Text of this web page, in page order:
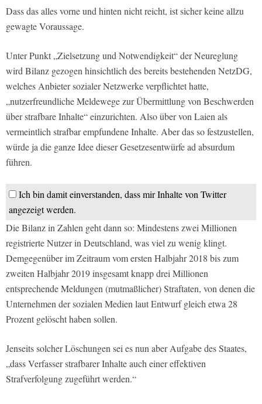
Dass das alles vorne und hinten nicht reicht, ist sicher keine allzu
gewagte Voraussage.
Unter Punkt „Zielsetzung und Notwendigkeit“ der Neureglung
wird Bilanz gezogen hinsichtlich des bereits bestehenden NetzDG,
welches Anbieter sozialer Netzwerke verpflichtet hatte,
„nutzerfreundliche Meldewege zur Übermittlung von Beschwerden
über strafbare Inhalte“ einzurichten. Also über von Laien als
vermeintlich strafbar empfundene Inhalte. Aber das so festzustellen,
würde ja die ganze Idee dieser Gesetzesentwürfe ad absurdum
führen.
Ich bin damit einverstanden, dass mir Inhalte von Twitter
angezeigt werden.
Die Bilanz in Zahlen geht dann so: Mindestens zwei Millionen
registrierte Nutzer in Deutschland, was viel zu wenig klingt.
Demgegenüber im Zeitraum vom ersten Halbjahr 2018 bis zum
zweiten Halbjahr 2019 insgesamt knapp drei Millionen
entsprechende Meldungen (mutmaßlicher) Straftaten, von denen die
Unternehmen der sozialen Medien laut Entwurf gleich etwa 28
Prozent gelöscht haben sollen.
Jenseits solcher Löschungen sei es nun aber Aufgabe des Staates,
„dass Verfasser strafbarer Inhalte auch einer effektiven
Strafverfolgung zugeführt werden.“